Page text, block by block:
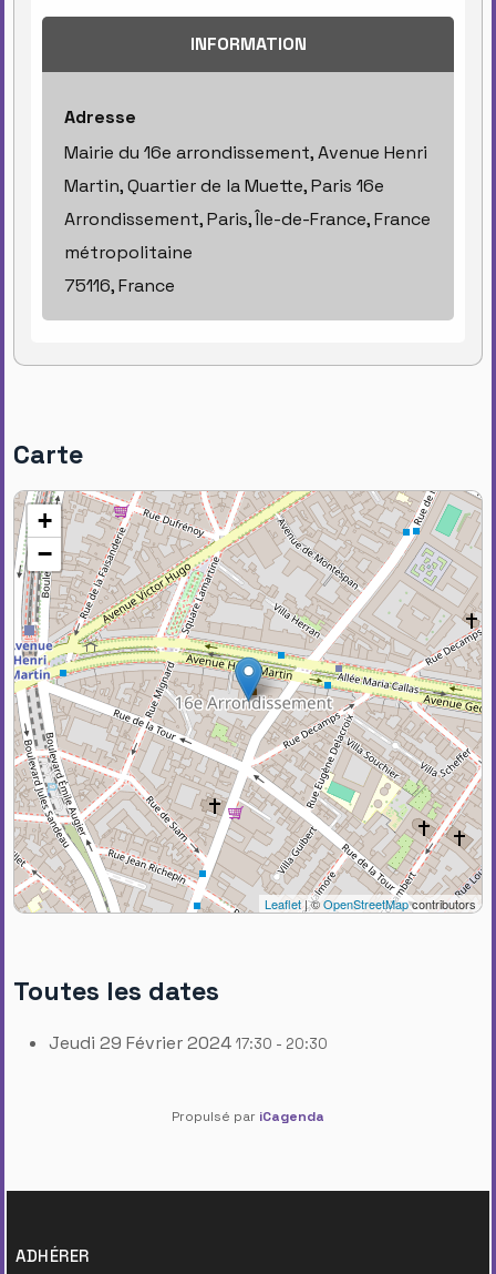
INFORMATION
Adresse
Mairie du 16e arrondissement, Avenue Henri
Martin, Quartier de la Muette, Paris 16e
Arrondissement, Paris, Île-de-France, France
métropolitaine
75116, France
Carte
+
−
Leaflet| ©OpenStreetMapcontributors
Toutes les dates
Jeudi 29 Février 2024 17:30 - 20:30
Propulsé par iCagenda
ADHÉRER